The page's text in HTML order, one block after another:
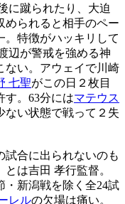
に蹴られたり、大迫
められると相手のペー
。特徴がハッキリして
辺が警戒を強める神
ない。アウェイで川崎
七聖がこの日２枚目
す。63分にはマテウス
ない状態で戦って２失
試合に出られないのも
は吉田 孝行監督。
・新潟戦を除く全24試
レルの欠場は痛い。